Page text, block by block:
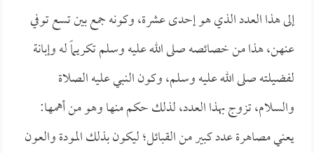
إلى هذا العدد الذي هو إحدى عشرة، وكونه جمع بين تسع توفي
عنهن، هذا من خصائصه صلى الله عليه وسلم تكريماً له وإبانة
لفضيلته صلى الله عليه وسلم، وكون النبي عليه الصلاة
والسلام، تزوج بهذا العدد، لذلك حكم منها وهو من أهمها:
يعني مصاهرة عدد كبير من القبائل؛ ليكون بذلك المودة والعون